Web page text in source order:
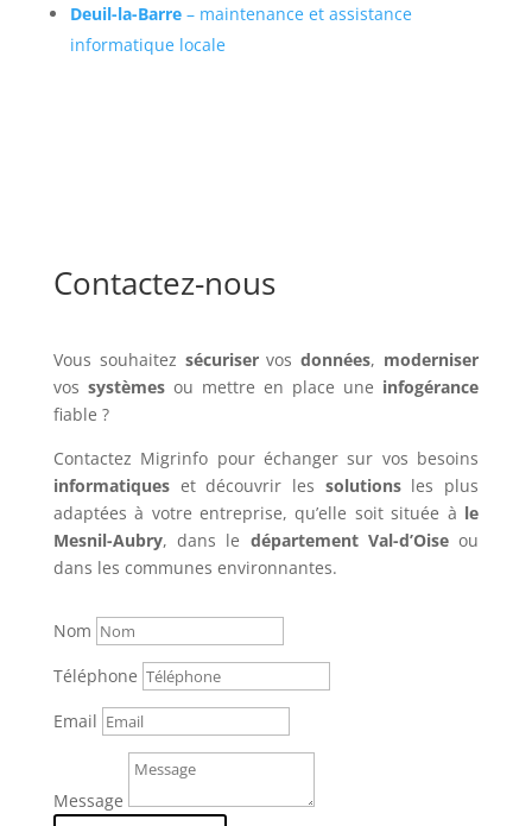
Deuil-la-Barre– maintenance et assistance
informatique locale
Contactez-nous
Vous souhaitez sécuriservosdonnées, moderniser
vos systèmesou mettre en place une infogérance
fiable ?
Contactez Migrinfo pour échanger sur vos besoins
informatiqueset découvrir les solutionsles plus
adaptées à votre entreprise, qu’elle soit située à le
Mesnil-Aubry, dans le département Val-d’Oiseou
dans les communes environnantes.
Nom
Téléphone
Email
Message